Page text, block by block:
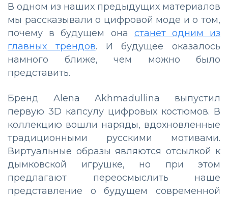
В одном из наших предыдущих материалов
мы рассказывали о цифровой моде и о том,
почему в будущем она станет одним из
главных трендов. И будущее оказалось
намного ближе, чем можно было
представить.
Бренд Alena Akhmadullina выпустил
первую 3D капсулу цифровых костюмов. В
коллекцию вошли наряды, вдохновленные
традиционными русскими мотивами.
Виртуальные образы являются отсылкой к
дымковской игрушке, но при этом
предлагают переосмыслить наше
представление о будущем современной